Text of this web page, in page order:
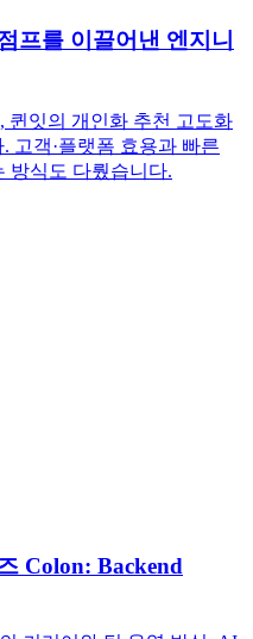
프를 이끌어낸 엔지니
퀸잇의 개인화 추천 고도화
고객·플랫폼 효용과 빠른
방식도 다뤘습니다.
Colon: Backend